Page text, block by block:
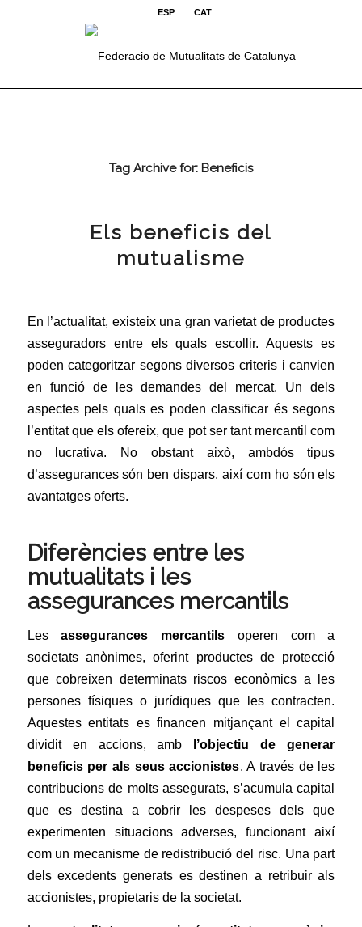
ESP CAT
Tag Archive for: Beneficis
Els beneficis del
mutualisme
En l’actualitat, existeix una gran varietat de productes
asseguradors entre els quals escollir. Aquests es
poden categoritzar segons diversos criteris i canvien
en funció de les demandes del mercat. Un dels
aspectes pels quals es poden classificar és segons
l’entitat que els ofereix, que pot ser tant mercantil com
no lucrativa. No obstant això, ambdós tipus
d’assegurances són ben dispars, així com ho són els
avantatges oferts.
Diferències entre les
mutualitats i les
assegurances mercantils
Lesassegurances mercantils operen com a
societats anònimes, oferint productes de protecció
que cobreixen determinats riscos econòmics a les
persones físiques o jurídiques que les contracten.
Aquestes entitats es financen mitjançant el capital
dividit en accions, amb
l’objectiu de generar
beneficis per als seus accionistes. A través de les
contribucions de molts assegurats, s’acumula capital
que es destina a cobrir les despeses dels que
experimenten situacions adverses, funcionant així
com un mecanisme de redistribució del risc. Una part
dels excedents generats es destinen a retribuir als
accionistes, propietaris de la societat.